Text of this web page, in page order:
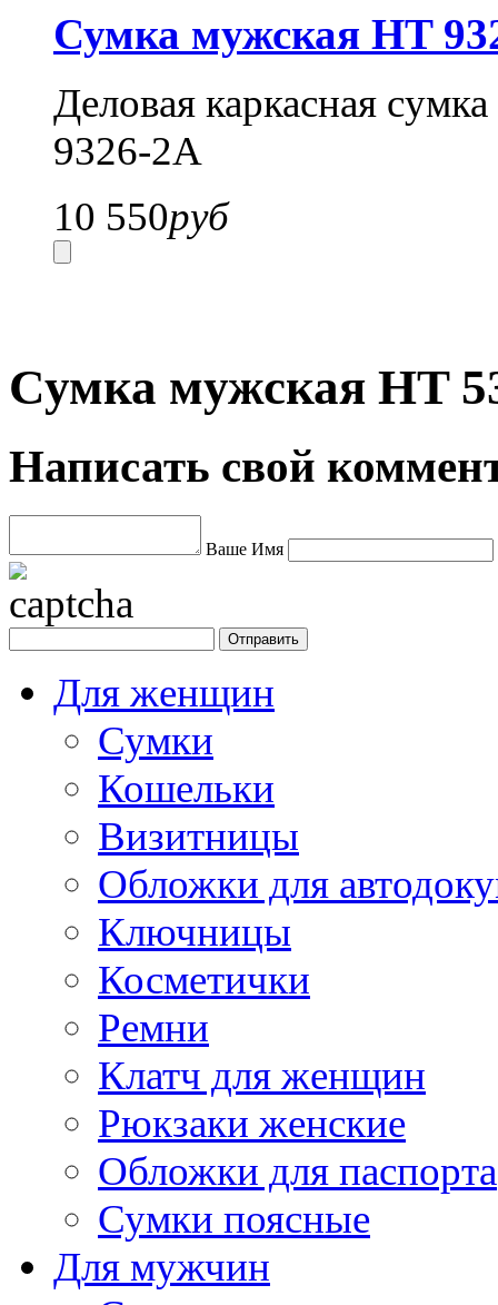
Сумка мужская HT
Деловая каркасная
9326-2A
10 550руб
Сумка мужская HT
Написать свой
Ваше Имя
Для женщин
Сумки
Кошельки
Визитницы
Обложки для
Ключницы
Косметички
Ремни
Клатч для женщин
Рюкзаки женские
Обложки для паспорта
Сумки поясные
Для мужчин